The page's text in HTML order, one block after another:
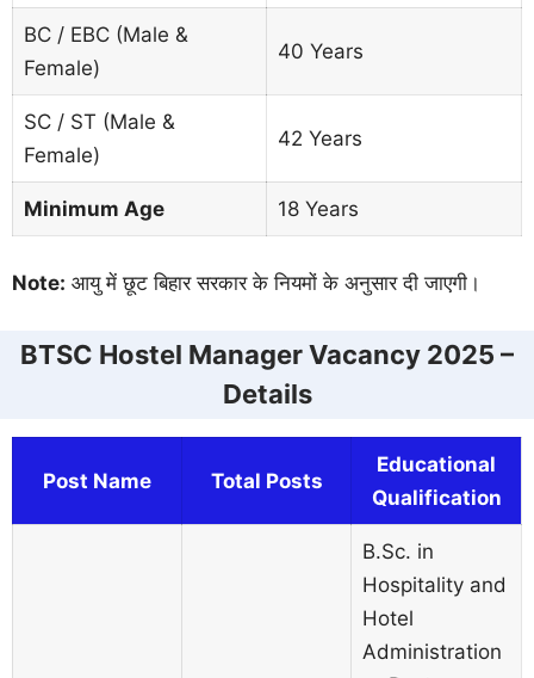
BC / EBC (Male &
Female)
40 Years
SC / ST (Male &
Female)
42 Years
Minimum Age 18 Years
Note: आयु में छूट बिहार सरकार के नियमों के अनुसार दी जाएगी।
BTSC Hostel Manager Vacancy 2025 –
Details
Post Name Total Posts
Educational
Qualification
B.Sc. in
Hospitality and
Hotel
Administration